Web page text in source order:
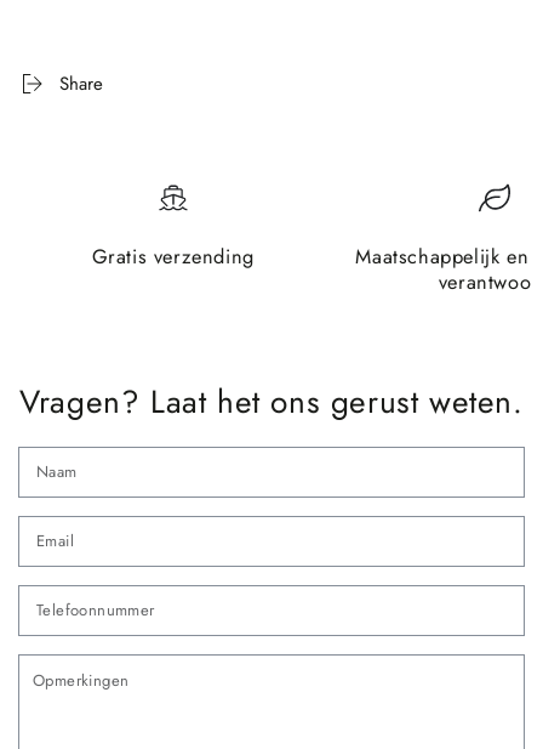
Share
Gratis verzending
Maatschappelijk en
Vragen? Laat het ons gerust weten.
*